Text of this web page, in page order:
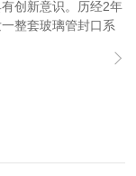
创新意识。历经2年
整套玻璃管封口系
位封管。